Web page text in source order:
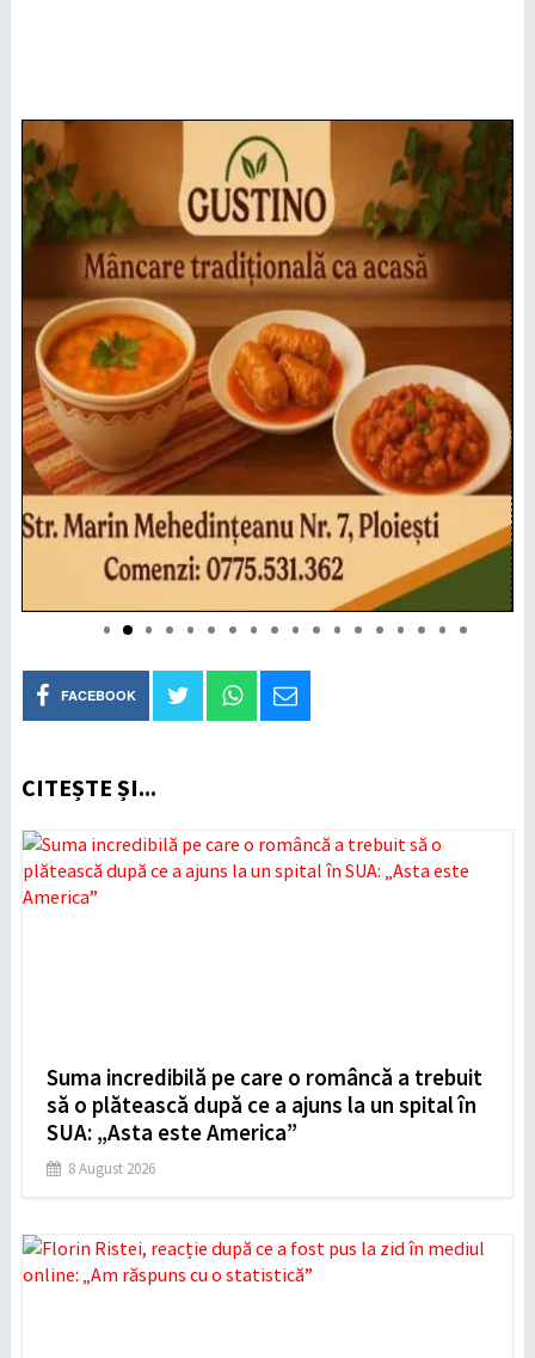
FACEBOOK
CITEȘTE ȘI...
Suma incredibilă pe care o româncă a trebuit
să o plătească după ce a ajuns la un spital în
SUA: „Asta este America”
8 August 2026